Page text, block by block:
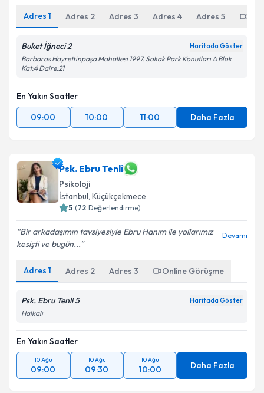
kapsamda işlenmesini kabul ediyorum.
Takvim Talebini Gönder
Adres 1 Adres 2 Adres 3 Adres 4 Adres 5
Buket İğneci 2 Haritada Göster
Barbaros Hayrettinpaşa Mahallesi 1997. Sokak Park Konutları A Blok
Kat:4 Daire:21
En Yakın Saatler
09:00
10:00 11:00 Daha Fazla
Psk. Ebru Tenli
Psikoloji
İstanbul, Küçükçekmece
5 (72 Değerlendirme)
Bir arkadaşımın tavsiyesiyle Ebru Hanım ile yollarımız
kesişti ve bugün...
Devamı
Adres 1 Adres 2 Adres 3 Online Görüşme
Psk. Ebru Tenli 5 Haritada Göster
Halkalı
En Yakın Saatler
10 Ağu
09:00
10 Ağu
09:30
10 Ağu
10:00 Daha Fazla